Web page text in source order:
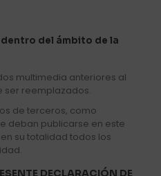
del ámbito de la
multimedia anteriores al
ser reemplazados.
de terceros, como
deban publicarse en este
su totalidad todos los
DECLARACIÓN DE